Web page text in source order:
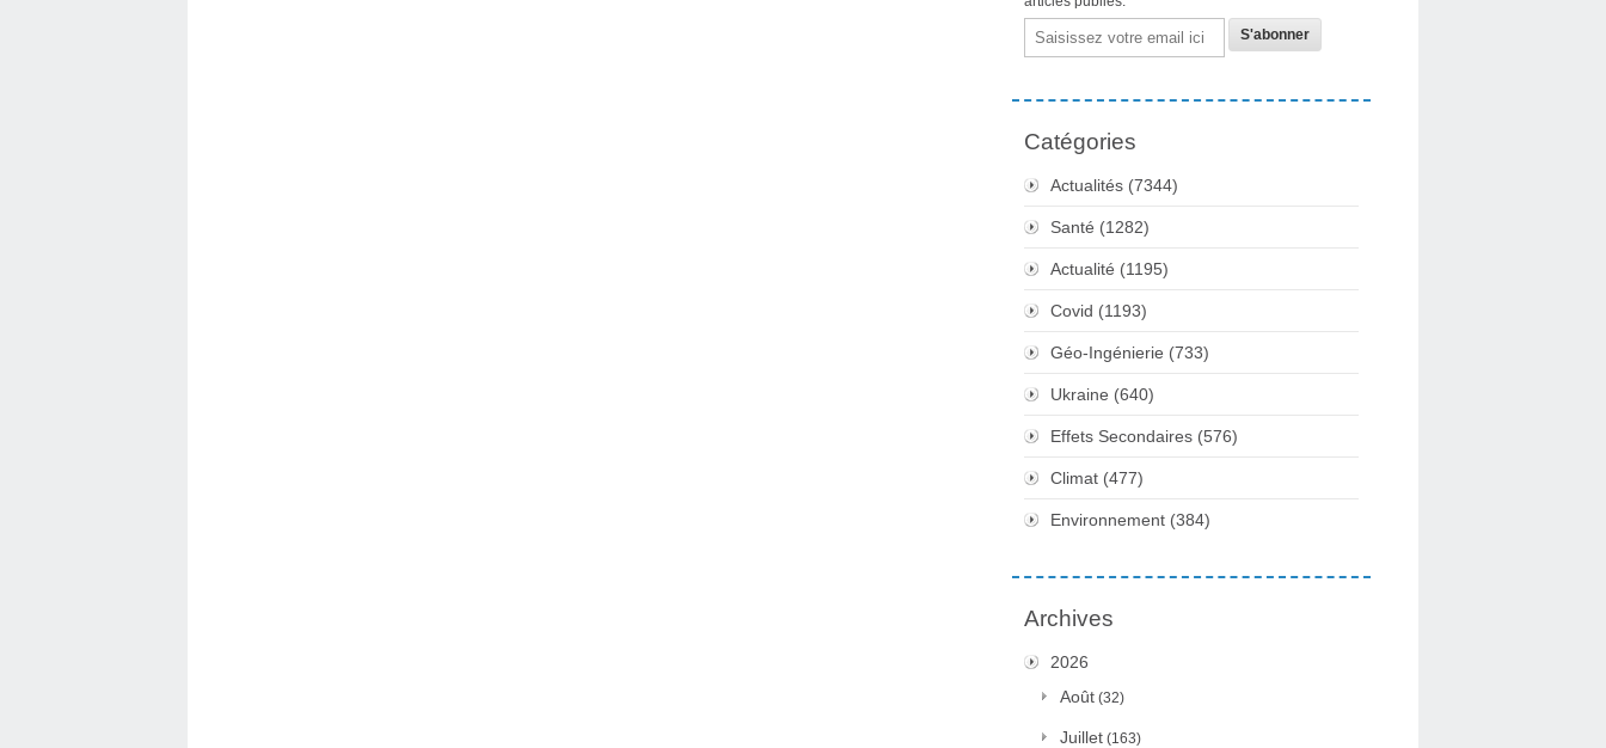
Email
Catégories
Actualités (7344)
Santé (1282)
Actualité (1195)
Covid (1193)
Géo-Ingénierie (733)
Ukraine (640)
Effets Secondaires (576)
Climat (477)
Environnement (384)
Archives
2026
Août (32)
Juillet (163)